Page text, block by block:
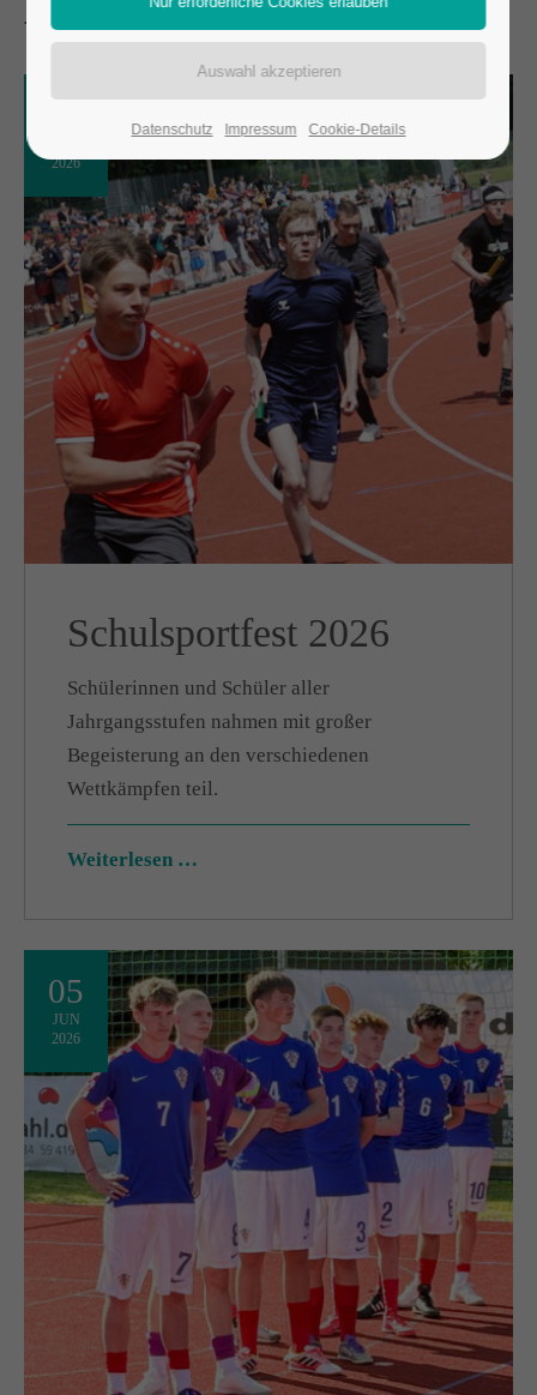
2026
Schulsportfest 2026
Schülerinnen und Schüler aller
Jahrgangsstufen nahmen mit großer
Begeisterung an den verschiedenen
Wettkämpfen teil.
Weiterlesen …
05
JUN
2026
Datenschutz Impressum Cookie-Details